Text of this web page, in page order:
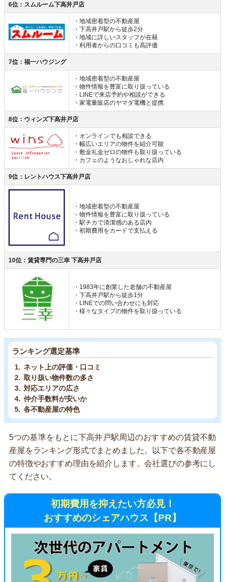
6位：スムルーム下高井戸店
・地域密着型の不動産屋
・下高井戸駅から徒歩2分
・地域に詳しいスタッフが在籍
・利用者からの口コミも高評価
7位：福一ハウジング
・地域密着型の不動産屋
・物件情報を豊富に取り扱っている
・LINEで来店予約や相談ができる
・家電量販店のヤマダ電機と提携
8位：ウィンズ下高井戸店
・オンラインでも相談できる
・幅広いエリアの物件を紹介可能
・敷金礼金ゼロの物件も取り扱っている
・カフェのようなおしゃれな店内
9位：レントハウス下高井戸店
・地域密着型の不動産屋
・物件情報を豊富に取り扱っている
・駅チカで清潔感のある店内
・初期費用をカードで支払える
10位：賃貸専門の三幸 下高井戸店
・1983年に創業した老舗の不動産屋
・下高井戸駅から徒歩1分
・LINEでの問い合わせにも対応
・様々なタイプの物件を取り扱っている
ランキング選定基準
ネット上の評価・口コミ
取り扱い物件数の多さ
対応エリアの広さ
仲介手数料が安いか
各不動産屋の特色
5つの基準をもとに下高井戸駅周辺のおすすめの賃貸不動
産屋をランキング形式でまとめました。以下で各不動産屋
の特徴やおすすめ理由を紹介します。会社選びの参考にし
てください。
初期費用を抑えたい方必見！
おすすめのシェアハウス【PR】